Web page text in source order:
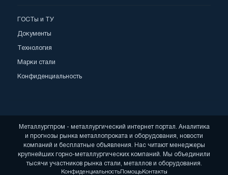
ГОСТы и ТУ
Документы
Технология
Марки стали
Конфиденциальность
Металлургпром - металлургический интернет портал. Аналитика
и прогнозы рынка металлопроката и оборудования, новости
компаний и бесплатные объявления. Нас читают менеджеры
крупнейших горно-металлургических компаний. Мы объединили
тысячи участников рынка стали, металлов и оборудования.
КонфиденциальностьПомощьКонтакты